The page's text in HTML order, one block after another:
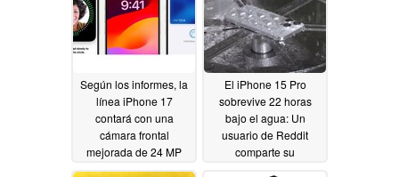
Según los informes, la
línea iPhone 17
contará con una
cámara frontal
mejorada de 24 MP
08/03/2024
El iPhone 15 Pro
sobrevive 22 horas
bajo el agua: Un
usuario de Reddit
comparte su